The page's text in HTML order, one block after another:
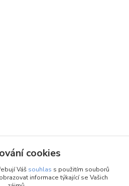
cookies
Váš souhlas s použitím souborů
informace týkající se Vašich